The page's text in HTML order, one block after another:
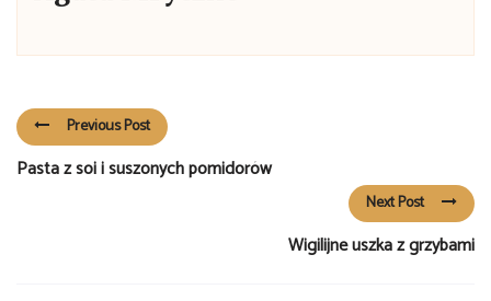
Previous Post
Pasta z soi i suszonych pomidorów
Next Post
Wigilijne uszka z grzybami